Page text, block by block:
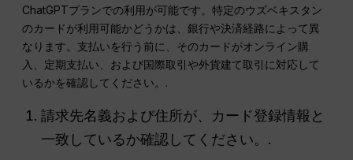
ChatGPTプランでの利用が可能です。特定のウズベキスタン
のカードが利用可能かどうかは、銀行や決済経路によって異
なります。支払いを行う前に、そのカードがオンライン購
入、定期支払い、および国際取引や外貨建て取引に対応して
いるかを確認してください。.
請求先名義および住所が、カード登録情報と
一致しているか確認してください。.